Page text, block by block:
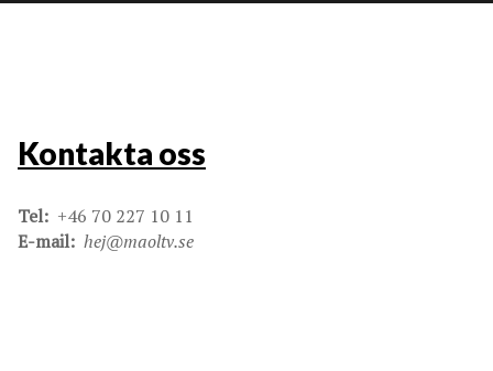
Kontakta oss
Tel: +46 70 227 10 11
E-mail: hej@maoltv.se